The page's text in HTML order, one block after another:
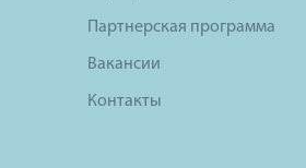
Партнерская программа
Вакансии
Контакты